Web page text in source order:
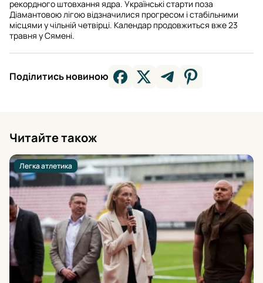
рекордного штовхання ядра. Українські старти поза
Діамантовою лігою відзначилися прогресом і стабільними
місцями у чільній четвірці. Календар продовжиться вже 23
травня у Сямені.
Поділитись новиною
Читайте також
Легка атлетика